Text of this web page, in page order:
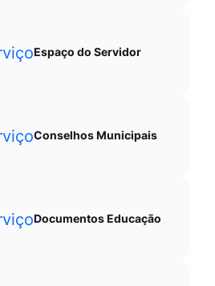
Espaço do Servidor
Conselhos Municipais
Documentos Educação